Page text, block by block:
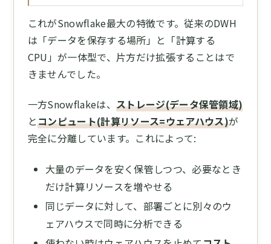
これがSnowflake最大の特徴です。従来のDWH
は「データを保存する場所」と「計算する
CPU」が一体型で、片方だけ拡張することはで
きませんでした。
一方Snowflakeは、 ストレージ(データ保管領域)
とコンピュート(計算リソース=ウェアハウス)が
完全に分離しています。これによって:
大量のデータを安く保管しつつ、必要なとき
だけ計算リソースを増やせる
同じデータに対して、部署ごとに別々のウ
ェアハウスで同時に分析できる